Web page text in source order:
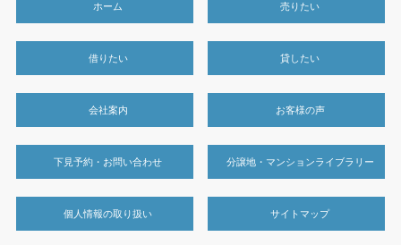
ホーム 売りたい
借りたい 貸したい
会社案内 お客様の声
下見予約・お問い合わせ 分譲地・マンションライブラリー
個人情報の取り扱い サイトマップ